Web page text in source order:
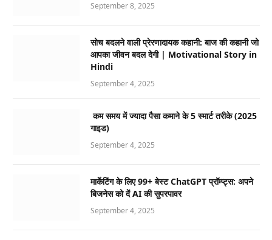
September 8, 2025
सोच बदलने वाली प्रेरणादायक कहानी: बाज की कहानी जो
आपका जीवन बदल देगी | Motivational Story in
Hindi
September 4, 2025
कम समय में ज्यादा पैसा कमाने के 5 स्मार्ट तरीके (2025
गाइड)
September 4, 2025
मार्केटिंग के लिए 99+ बेस्ट ChatGPT प्रॉम्प्ट्स: अपने
बिजनेस को दें AI की सुपरपावर
September 4, 2025